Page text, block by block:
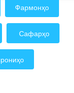
Фармонҳо
Сафарҳо